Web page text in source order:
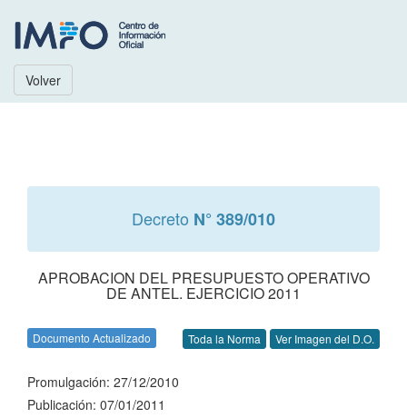
Volver
Decreto N° 389/010
APROBACION DEL PRESUPUESTO OPERATIVO
DE ANTEL. EJERCICIO 2011
Documento Actualizado Toda la Norma Ver Imagen del D.O.
Promulgación: 27/12/2010
Publicación: 07/01/2011